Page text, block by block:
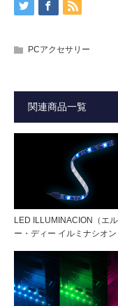
XIGMATEKブ
赤色LEDと青色LED
アクリルケー
ネットで貼り
面テープで貼
して使用します
★この製品の販売を
型番・JAN
対応接続
重量
現在お知らせはござ
製品マニュアル・ダ
■ 製品マニュアル
PCアクセサリー
関連商品一覧
LED ILLUMINACION（エ
ー・ディー イルミナシオン